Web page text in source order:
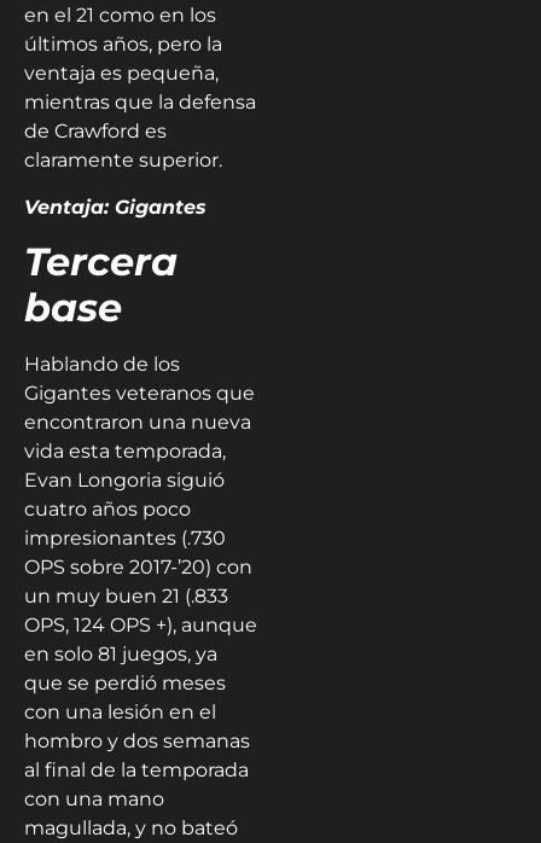
en el 21 como en los
últimos años, pero la
ventaja es pequeña,
mientras que la defensa
de Crawford es
claramente superior.
Ventaja: Gigantes
Tercera
base
Hablando de los
Gigantes veteranos que
encontraron una nueva
vida esta temporada,
Evan Longoria siguió
cuatro años poco
impresionantes (.730
OPS sobre 2017-’20) con
un muy buen 21 (.833
OPS, 124 OPS +), aunque
en solo 81 juegos, ya
que se perdió meses
con una lesión en el
hombro y dos semanas
al final de la temporada
con una mano
magullada, y no bateó